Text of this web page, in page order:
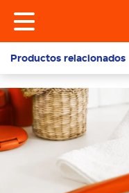
Productos relacionados